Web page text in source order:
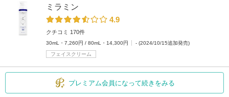
ミラミン
4.9
クチコミ 170件
30mL・7,260円 / 80mL・14,300円
- (2024/10/15追加発売)
フェイスクリーム
プレミアム会員になって続きをみる